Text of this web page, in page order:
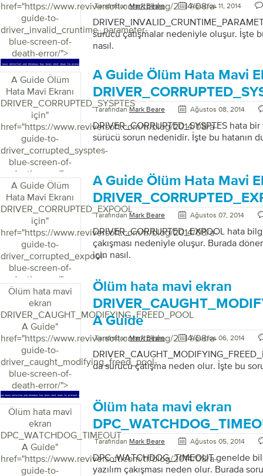
href="https://www.reviversoft.com/tr/blog/2014/08/a-
guide-to-
driver_invalid_cruntime_parameter-
blue-screen-of-
death-error/">
TarafındanMark Beare Ağustos 11, 2014
sürücü çatışmalar nedeniyle oluşur. İşte
nasıl.
A Guide Ölüm
Hata Mavi Ekranı
DRIVER_CORRUPTED_SYSPTES
için"
href="https://www.reviversoft.com/tr/blog/2014/08/a-
guide-to-
driver_corrupted_sysptes-
blue-screen-of-
death-error/">
A Guide Ölüm Hata Mavi
Tarafından Mark Beare Ağustos 08, 2014
DRIVER_CORRUPTED_SYSPTES hata bir
sürücü sorun nedenidir. İşte bu hatanın
A Guide Ölüm
Hata Mavi Ekranı
DRIVER_CORRUPTED_EXPOOL
için"
href="https://www.reviversoft.com/tr/blog/2014/08/a-
guide-to-
driver_corrupted_expool-
blue-screen-of-
death-error/">
A Guide Ölüm Hata Mavi
Tarafından Mark Beare Ağustos 07, 2014
DRIVER_CORRUPTED_EXPOOL hata
çakışması nedeniyle oluşur. Burada
için nasıl.
Ölüm hata mavi
ekran
DRIVER_CAUGHT_MODIFYING_FREED_POOL
A Guide"
href="https://www.reviversoft.com/tr/blog/2014/08/a-
guide-to-
driver_caught_modifying_freed_pool-
blue-screen-of-
death-error/">
Ölüm hata mavi ekran
A Guide
TarafındanMark Beare Ağustos 06, 2014
da sürücü çatışma neden olur. İşte bu
Ölüm hata mavi
ekran
DPC_WATCHDOG_TIMEOUT
A Guide"
href="https://www.reviversoft.com/tr/blog/2014/08/a-
guide-to-
Ölüm hata mavi ekran
Tarafından Mark Beare Ağustos 05, 2014
DPC_WATCHDOG_TIMEOUT genelde
yazılım çakışması neden olur. Burada